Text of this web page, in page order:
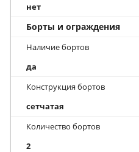
нет
Борты и ограждения
Наличие бортов
да
Конструкция бортов
сетчатая
Количество бортов
2